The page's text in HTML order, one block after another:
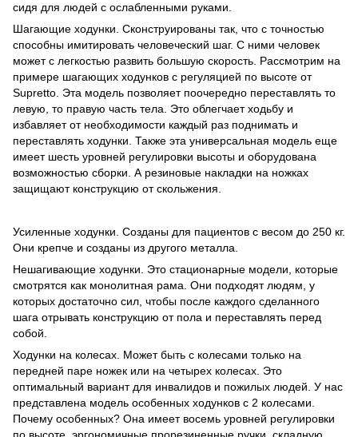
сидя для людей с ослабленными руками.
Шагающие ходунки. Сконструированы так, что с точностью
способны имитировать человеческий шаг. С ними человек
может с легкостью развить большую скорость. Рассмотрим на
примере шагающих ходунков с регуляцией по высоте от
Supretto. Эта модель позволяет поочередно переставлять то
левую, то правую часть тела. Это облегчает ходьбу и
избавляет от необходимости каждый раз поднимать и
переставлять ходунки. Также эта универсальная модель еще
имеет шесть уровней регулировки высоты и оборудована
возможностью сборки. А резиновые накладки на ножках
защищают конструкцию от скольжения.
Усиленные ходунки. Созданы для пациентов с весом до 250 кг.
Они крепче и созданы из другого металла.
Нешагивающие ходунки. Это стационарные модели, которые
смотрятся как монолитная рама. Они подходят людям, у
которых достаточно сил, чтобы после каждого сделанного
шага отрывать конструкцию от пола и переставлять перед
собой.
Ходунки на колесах. Может быть с колесами только на
передней паре ножек или на четырех колесах. Это
оптимальный вариант для инвалидов и пожилых людей. У нас
представлена модель особенных ходунков с 2 колесами.
Почему особенных? Она имеет восемь уровней регулировки